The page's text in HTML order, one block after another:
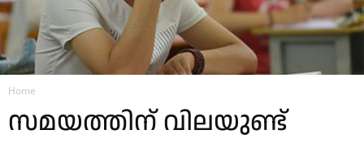
Home
സമയത്തിന് വിലയുണ്ട്